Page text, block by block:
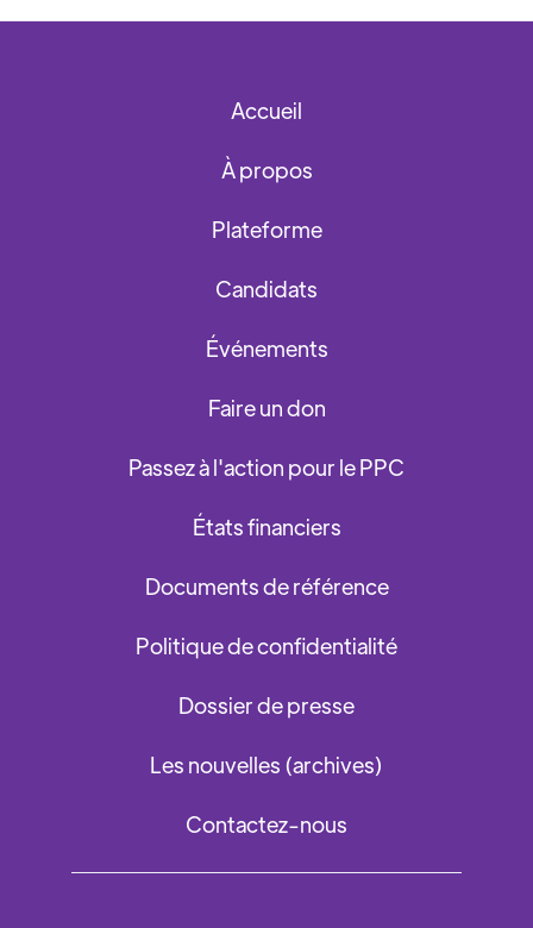
Accueil
À propos
Plateforme
Candidats
Événements
Faire un don
Passez à l'action pour le PPC
États financiers
Documents de référence
Politique de confidentialité
Dossier de presse
Les nouvelles (archives)
Contactez-nous